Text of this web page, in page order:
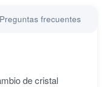
Preguntas frecuentes
de cristal